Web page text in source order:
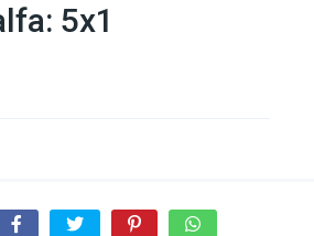
5x1